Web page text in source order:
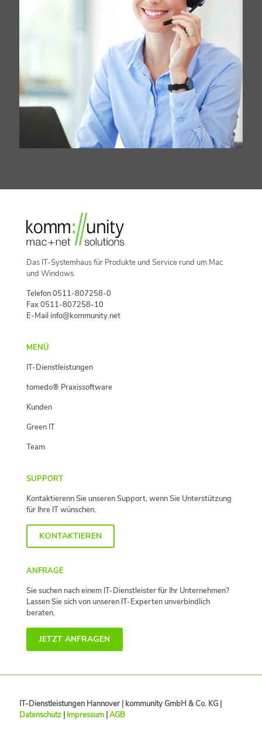
Das IT-Systemhaus für Produkte und Service rund um Mac
und Windows.
Telefon 0511-807258-0
Fax 0511-807258-10
E-Mail info@kommunity.net
MENÜ
IT-Dienstleistungen
tomedo® Praxissoftware
Kunden
Green IT
Team
SUPPORT
Kontaktierenn Sie unseren Support, wenn Sie Unterstützung
für Ihre IT wünschen.
KONTAKTIEREN
ANFRAGE
Sie suchen nach einem IT-Dienstleister für Ihr Unternehmen?
Lassen Sie sich von unseren IT-Experten unverbindlich
beraten.
JETZT ANFRAGEN
IT-Dienstleistungen Hannover | kommunity GmbH & Co. KG |
Datenschutz | Impressum |AGB